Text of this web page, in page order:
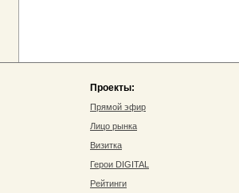
Проекты:
Прямой эфир
Лицо рынка
Визитка
Герои DIGITAL
Рейтинги